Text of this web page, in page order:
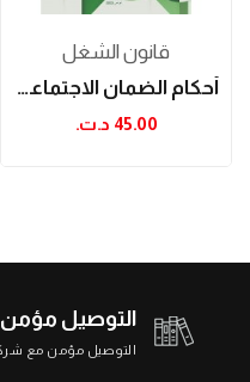
قانون الشغل
أحكام الضمان الاجتماعي في القطاع الخاص
45.00 د.ت.‏
التوصيل مؤمن
التوصيل مؤمن مع